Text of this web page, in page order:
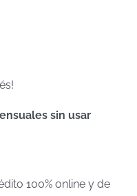
sin usar
100% online y de